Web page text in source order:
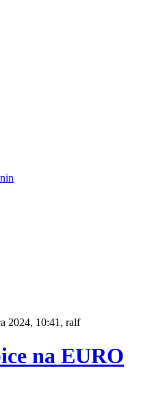
2024, 10:41, ralf
na EURO